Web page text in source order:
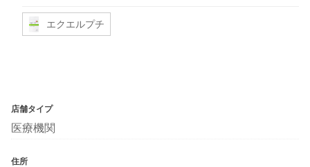
エクエルプチ
店舗タイプ
医療機関
住所